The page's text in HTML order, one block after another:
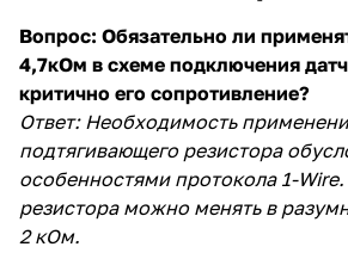
Вопрос: Обязательно ли
4,7кОм в схеме подключения
критично его сопротивление?
Ответ: Необходимость
подтягивающего резистора
особенностями протокола 1-
резистора можно менять в
2 кОм.